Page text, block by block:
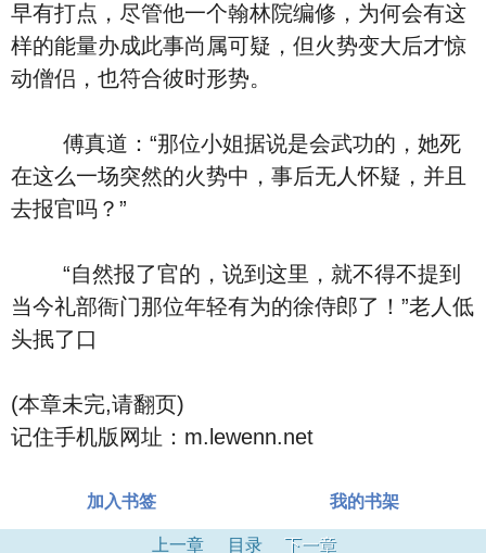
早有打点，尽管他一个翰林院编修，为何会有这
样的能量办成此事尚属可疑，但火势变大后才惊
动僧侣，也符合彼时形势。
傅真道：“那位小姐据说是会武功的，她死
在这么一场突然的火势中，事后无人怀疑，并且
去报官吗？”
“自然报了官的，说到这里，就不得不提到
当今礼部衙门那位年轻有为的徐侍郎了！”老人低
头抿了口
(本章未完,请翻页)
记住手机版网址：m.lewenn.net
加入书签 我的书架
上一章 目录 下一章